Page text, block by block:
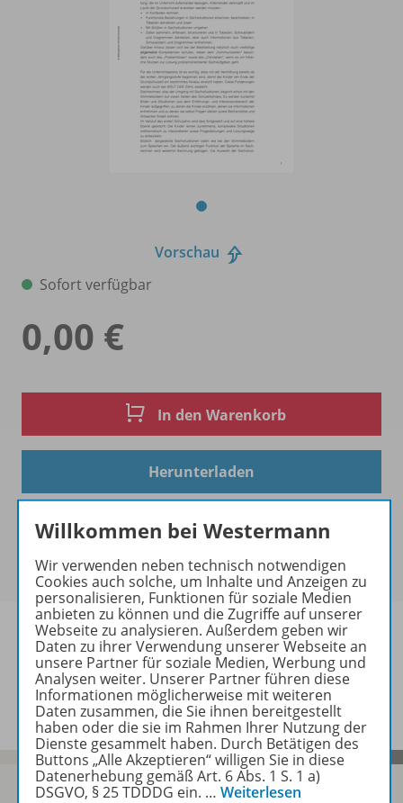
Vorschau
Sofort verfügbar
0,00 €
In den Warenkorb
Herunterladen
Informationen
Willkommen bei Westermann
Wir verwenden neben technisch notwendigen
Cookies auch solche, um Inhalte und Anzeigen zu
personalisieren, Funktionen für soziale Medien
anbieten zu können und die Zugriffe auf unserer
Webseite zu analysieren. Außerdem geben wir
Daten zu ihrer Verwendung unserer Webseite an
unsere Partner für soziale Medien, Werbung und
Analysen weiter. Unserer Partner führen diese
Informationen möglicherweise mit weiteren
Daten zusammen, die Sie ihnen bereitgestellt
haben oder die sie im Rahmen Ihrer Nutzung der
Dienste gesammelt haben. Durch Betätigen des
Buttons „Alle Akzeptieren“ willigen Sie in diese
Datenerhebung gemäß Art. 6 Abs. 1 S. 1 a)
DSGVO, § 25 TDDDG ein. … Weiterlesen